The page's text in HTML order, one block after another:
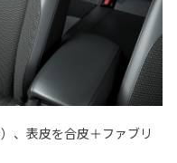
、表皮を合皮＋ファブリ